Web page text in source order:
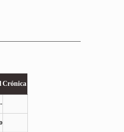
Crónica
-